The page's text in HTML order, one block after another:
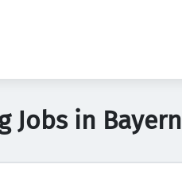
Jobs in Bayern